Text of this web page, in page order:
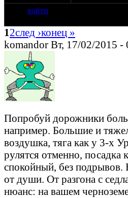
войти
12след ›конец »
komandor Вт, 17/02/2015 -
Попробуй дорожники
например. Большие и
воздушка, тяга как у 3-х
рулятся отменно, посадка
спокойный, без
от души. От разгона с
нюанс: на вашем